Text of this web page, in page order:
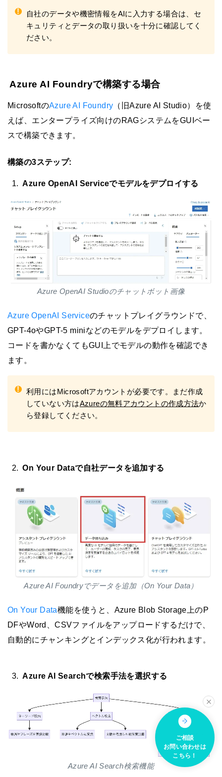
!
自社のデータや機密情報をAIに入力する場合は、セ
キュリティとデータの取り扱いを十分に確認してく
ださい。
Azure AI Foundryで構築する場合
MicrosoftのAzure AI Foundry （旧Azure AI Studio）を使
えば、エンタープライズ向けのRAGシステムをGUIベー
スで構築できます。
構築の3ステップ:
Azure OpenAI Serviceでモデルをデプロイする
Azure OpenAI Studioのチャットボット画像
Azure OpenAI Serviceのチャットプレイグラウンドで、
GPT-4oやGPT-5 miniなどのモデルをデプロイします。
コードを書かなくてもGUI上でモデルの動作を確認でき
ます。
!
利用にはMicrosoftアカウントが必要です。まだ作成
していない方はAzureの無料アカウントの作成方法か
ら登録してください。
On Your Dataで自社データを追加する
Azure AI Foundryでデータを追加（On Your Data）
On Your Data機能を使うと、Azure Blob Storage上のP
DFやWord、CSVファイルをアップロードするだけで、
自動的にチャンキングとインデックス化が行われます。
Azure AI Searchで検索手法を選択する
Azure AI Search検索機能
ご相談
お問い合わせは
こちら！